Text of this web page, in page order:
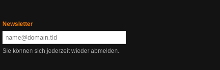
Newsletter
Sie können sich jederzeit wieder abmelden.